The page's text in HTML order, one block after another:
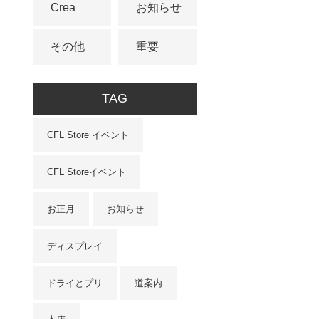
Crea お知らせ
その他 重要
TAG
CFL Store イベント
CFL Storeイベント
お正月 お知らせ
ディスプレイ
ドライとプリ 道案内